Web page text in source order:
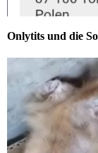
Onlytits und die